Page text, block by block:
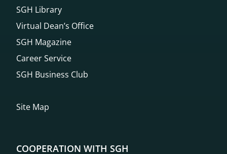
SGH Library
Virtual Dean’s Office
SGH Magazine
Career Service
SGH Business Club
Site Map
COOPERATION WITH SGH